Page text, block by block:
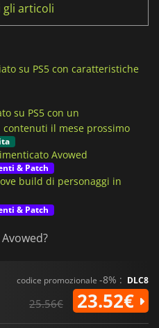
articoli
su PS5 con caratteristiche
su PS5 con un
il mese prossimo
Avowed
& Patch
build di personaggi in
& Patch
codice promozionale -8% : DLC8
25.56€ 23.52€